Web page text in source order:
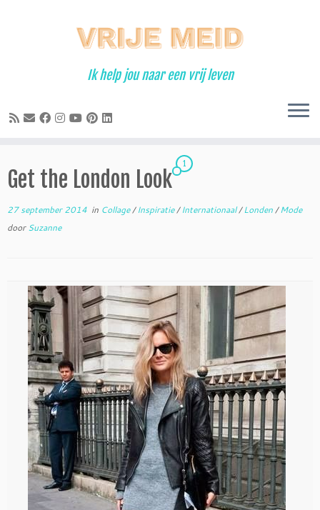
Ik help jou naar een vrij leven
Get the London Look
1
27 september 2014 in Collage/Inspiratie/Internationaal/Londen/Mode
doorSuzanne